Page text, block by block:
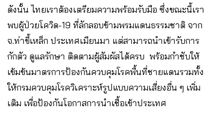
ดังนั้น ไทยเราต้องเตรียมความพร้อมรับมือ ซึ่งขณะนี้เรา
พบผู้ป่วยโควิด-19 ที่ลักลอบข้ามพรมแดนธรรมชาติ จาก
จ.ท่าขี้เหล็ก ประเทศเมียนมา แต่สามารถนำเข้ารับการ
กักตัว ดูแลรักษา ติดตามผู้สัมผัสได้ครบ พร้อมกำชับให้
เข้มข้นมาตรการป้องกันควบคุมโรคพื้นที่ชายแดนรวมทั้ง
ให้กรมควบคุมโรควิเคราะห์รูปแบบความเสี่ยงอื่น ๆ เพิ่ม
เติม เพื่อป้องกันโอกาสการนำเชื้อเข้าประเทศ